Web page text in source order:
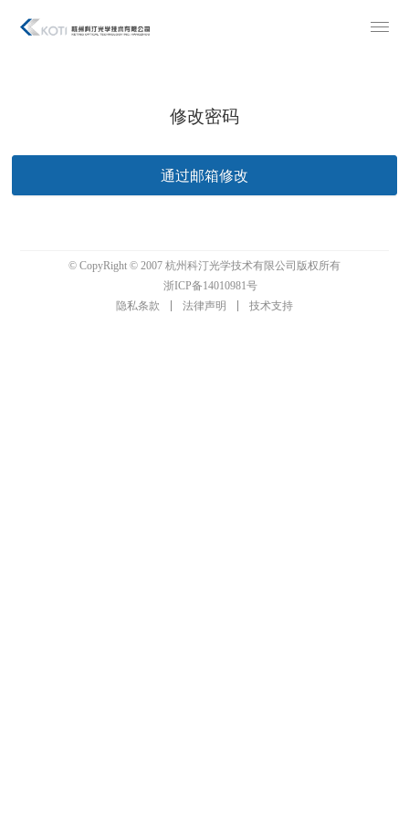
修改密码
通过邮箱修改
© CopyRight © 2007 杭州科汀光学技术有限公司版权所有
浙ICP备14010981号
隐私条款
法律声明 技术支持